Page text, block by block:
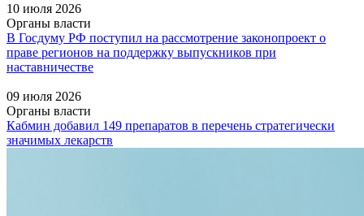
10 июля 2026
Органы власти
В Госдуму РФ поступил на рассмотрение законопроект о
праве регионов на поддержку выпускников при
наставничестве
09 июля 2026
Органы власти
Кабмин добавил 149 препаратов в перечень стратегически
значимых лекарств